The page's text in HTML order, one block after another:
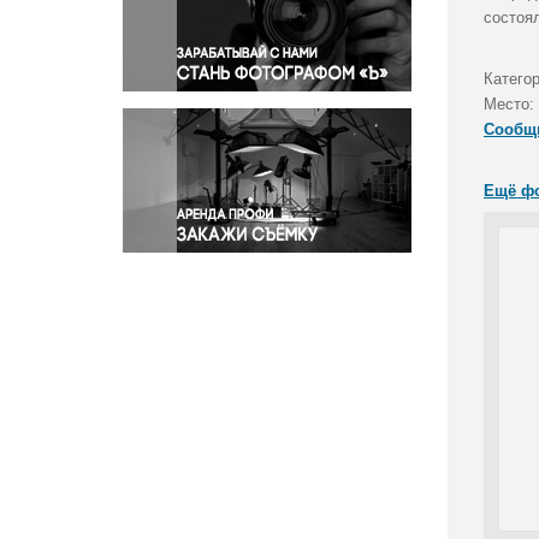
Правосудие
Происшествия и конфликты
Религия
Светская жизнь
Спорт
Экология
Экономика и бизнес
Место:
Ещё